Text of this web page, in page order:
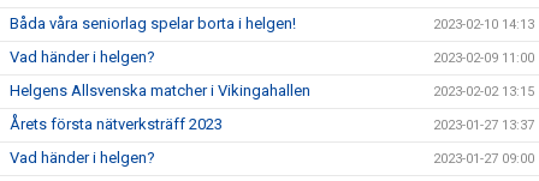
Båda våra seniorlag spelar borta i helgen! 2023-02-10 14:13
Vad händer i helgen? 2023-02-09 11:00
Helgens Allsvenska matcher i Vikingahallen 2023-02-02 13:15
Årets första nätverksträff 2023 2023-01-27 13:37
Vad händer i helgen? 2023-01-27 09:00